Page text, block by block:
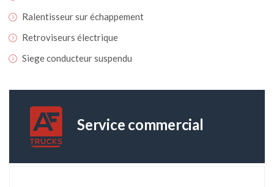
Ralentisseur sur échappement
Retroviseurs électrique
Siege conducteur suspendu
Service commercial